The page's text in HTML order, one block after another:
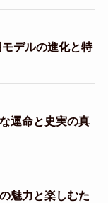
デルの進化と特
運命と史実の真
魅力と楽しむた